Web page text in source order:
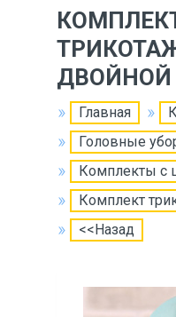
ДВОЙНОЙ
Главная
Головные
Комплекты с
Комплект
<<Назад